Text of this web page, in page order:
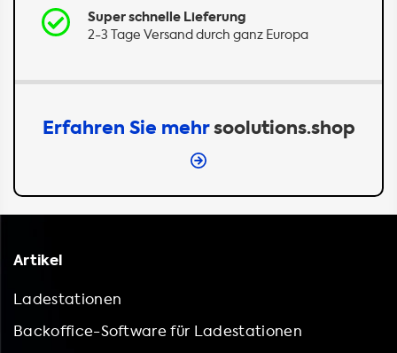
Super schnelle Lieferung
2-3 Tage Versand durch ganz Europa
Erfahren Sie mehrsoolutions.shop
Artikel
Ladestationen
Backoffice-Software für Ladestationen